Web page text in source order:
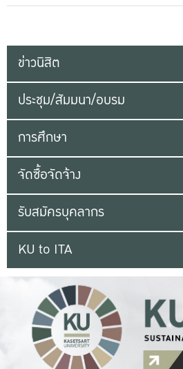
ข่าวนิสิต
ประชุม/สัมมนา/อบรม
การศึกษา
จัดซื้อจัดจ้าง
รับสมัครบุคลากร
KU to ITA